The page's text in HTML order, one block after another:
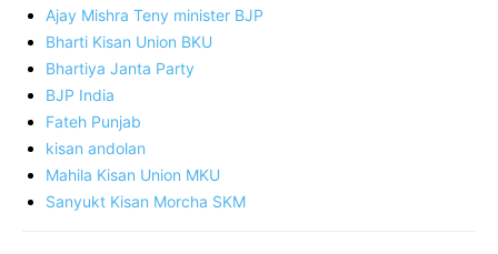
Ajay Mishra Teny minister BJP
Bharti Kisan Union BKU
Bhartiya Janta Party
BJP India
Fateh Punjab
kisan andolan
Mahila Kisan Union MKU
Sanyukt Kisan Morcha SKM